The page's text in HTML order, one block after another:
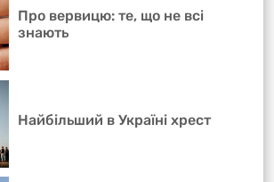
Про вервицю: те, що не всі
знають
Найбільший в Україні хрест